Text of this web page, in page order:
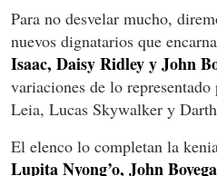
Para no desvelar mucho,
nuevos dignatarios que
Isaac, Daisy Ridley y John
variaciones de lo
Leia, Lucas Skywalker y
El elenco lo completan la
Lupita Nyong’o, John